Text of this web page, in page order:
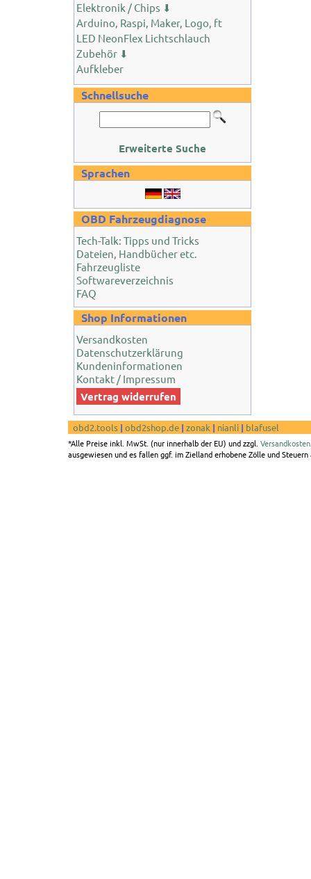
Elektronik / Chips ⬇
Arduino, Raspi, Maker, Logo, ft
LED NeonFlex Lichtschlauch
Zubehör ⬇
Aufkleber
Schnellsuche
Erweiterte Suche
Sprachen
OBD Fahrzeugdiagnose
Tech-Talk: Tipps und Tricks
Dateien, Handbücher etc.
Fahrzeugliste
Softwareverzeichnis
FAQ
Shop Informationen
Versandkosten
Datenschutzerklärung
Kundeninformationen
Kontakt / Impressum
Vertrag widerrufen
obd2.tools | obd2shop.de | zonak | nianli | blafusel
*Alle Preise inkl. MwSt. (nur innerhalb der EU) und zzgl. Versandkosten
ausgewiesen und es fallen ggf. im Zielland erhobene Zölle und